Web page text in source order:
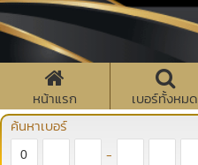
หน้าแรก เบอร์ทั้งหมด
ค้นหาเบอร์
-